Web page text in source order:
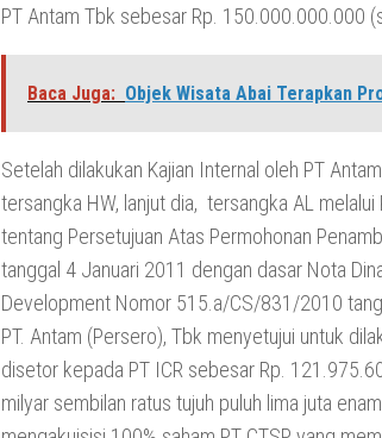
PT Antam Tbk sebesar Rp. 150.000.000.000
Baca Juga: Objek Wisata Abai Terapkan
Setelah dilakukan Kajian Internal oleh PT
tersangka HW, lanjut dia, tersangka AL
tentang Persetujuan Atas Permohonan
tanggal 4 Januari 2011 dengan dasar Nota
Development Nomor 515.a/CS/831/2010
PT. Antam (Persero), Tbk menyetujui untuk
disetor kepada PT ICR sebesar Rp.
milyar sembilan ratus tujuh puluh lima juta